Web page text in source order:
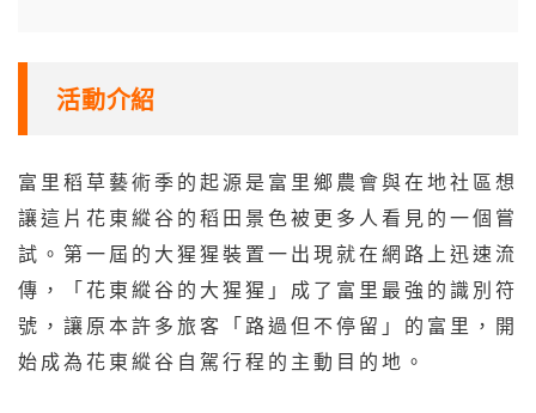
活動介紹
富里稻草藝術季的起源是富里鄉農會與在地社區想
讓這片花東縱谷的稻田景色被更多人看見的一個嘗
試。第一屆的大猩猩裝置一出現就在網路上迅速流
傳，「花東縱谷的大猩猩」成了富里最強的識別符
號，讓原本許多旅客「路過但不停留」的富里，開
始成為花東縱谷自駕行程的主動目的地。